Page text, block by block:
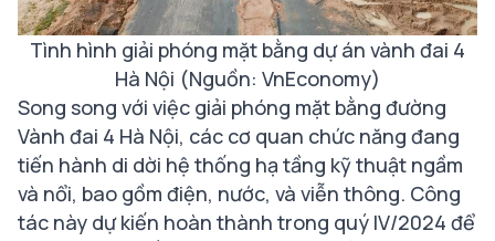
Tình hình giải phóng mặt bằng dự án vành đai 4
Hà Nội (Nguồn: VnEconomy)
Song song với việc giải phóng mặt bằng đường
Vành đai 4 Hà Nội, các cơ quan chức năng đang
tiến hành di dời hệ thống hạ tầng kỹ thuật ngầm
và nổi, bao gồm điện, nước, và viễn thông. Công
tác này dự kiến hoàn thành trong quý IV/2024 để